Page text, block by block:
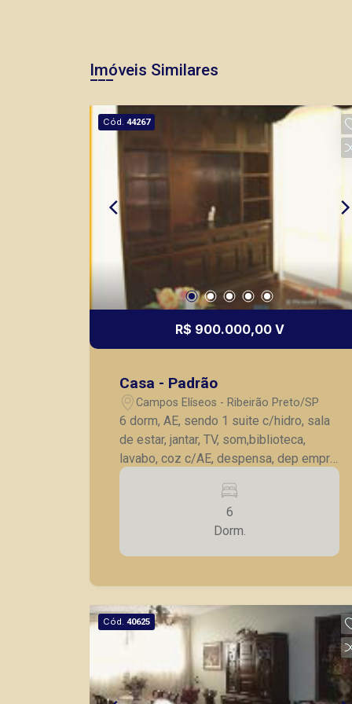
Imóveis Similares
Cód. 44267
R$ 900.000,00 V
Casa - Padrão
Campos Elíseos - Ribeirão Preto/SP
6 dorm, AE, sendo 1 suite c/hidro, sala
de estar, jantar, TV, som,biblioteca,
lavabo, coz c/AE, despensa, dep empr,
área de lazer compl, lavanderia, gar
6
Dorm.
Cód. 40625